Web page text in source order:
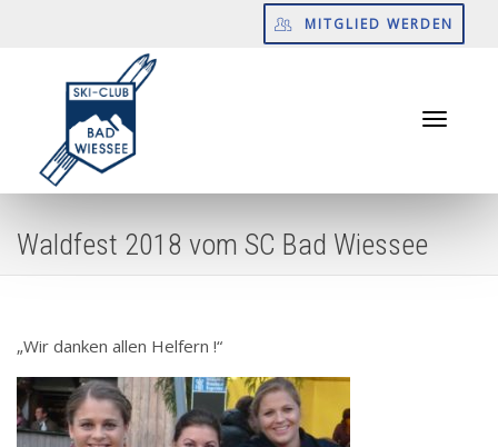
MITGLIED WERDEN
Waldfest 2018 vom SC Bad Wiessee
„Wir danken allen Helfern !“